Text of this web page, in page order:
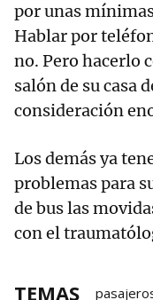
por unas
Hablar por
no. Pero hacerlo
salón de su casa
consideración
Los demás ya
problemas para
de bus las
con el
TEMAS